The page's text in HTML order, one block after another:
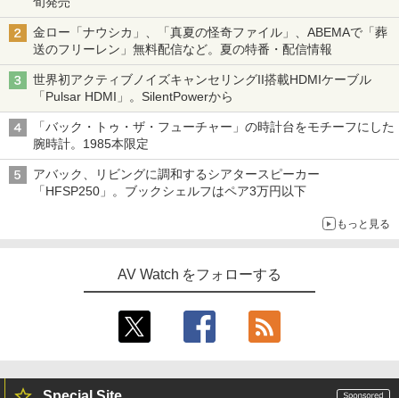
金ロー「ナウシカ」、「真夏の怪奇ファイル」、ABEMAで「葬
送のフリーレン」無料配信など。夏の特番・配信情報
世界初アクティブノイズキャンセリングII搭載HDMIケーブル
「Pulsar HDMI」。SilentPowerから
「バック・トゥ・ザ・フューチャー」の時計台をモチーフにした
腕時計。1985本限定
アバック、リビングに調和するシアタースピーカー
「HFSP250」。ブックシェルフはペア3万円以下
もっと見る
AV Watch をフォローする